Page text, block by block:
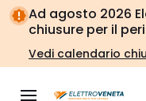
Vai alla
navigazione
Vai
alla
pagina
Ad agosto 2026
chiusure per il
Vedi calendario